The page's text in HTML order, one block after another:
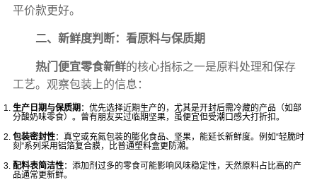
平价款更好。
二、新鲜度判断：看原料与保质期
热门便宜零食新鲜的核心指标之一是原料处理和保存
工艺。观察包装上的信息：
生产日期与保质期 ：优先选择近期生产的，尤其是开封后需冷藏的产品（如部
分酸奶味零食）。曾有朋友买过临期坚果，虽便宜但受潮口感大打折扣。
包装密封性：真空或充氮包装的膨化食品、坚果，能延长新鲜度。例如“轻脆时
刻”系列采用铝箔复合膜，比普通塑料盒更防潮。
配料表简洁性：添加剂过多的零食可能影响风味稳定性，天然原料占比高的产
品通常更新鲜。